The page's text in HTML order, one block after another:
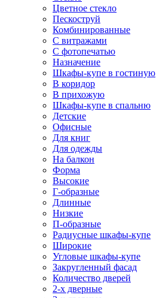
Цветное стекло
Пескоструй
Комбинированные
С витражами
С фотопечатью
Назначение
Шкафы-купе в гостиную
В коридор
В прихожую
Шкафы-купе в спальню
Детские
Офисные
Для книг
Для одежды
На балкон
Форма
Высокие
Г-образные
Длинные
Низкие
П-образные
Радиусные шкафы-купе
Широкие
Угловые шкафы-купе
Закругленный фасад
Количество дверей
2-х дверные